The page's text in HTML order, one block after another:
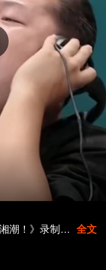
湘超联赛加油歌《湘超！湘潮！》录制完成，即将亮相湘超开慕式 全文